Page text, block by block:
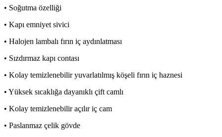
• Soğutma özelliği
• Kapı emniyet sivici
• Halojen lambalı fırın iç aydınlatması
• Sızdırmaz kapı contası
• Kolay temizlenebilir yuvarlatılmış köşeli fırın iç haznesi
• Yüksek sıcaklığa dayanıklı çift camlı
• Kolay temizlenebilir açılır iç cam
• Paslanmaz çelik gövde